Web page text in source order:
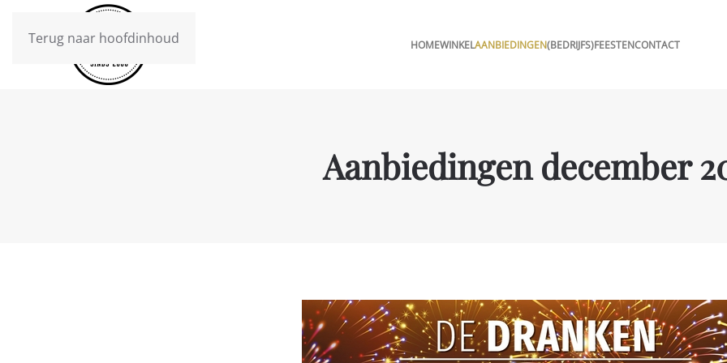
Terug naar hoofdinhoud HOMEWINKELAANBIEDINGEN(BEDRIJFS)FEESTENCONTACT
Aanbiedingen december